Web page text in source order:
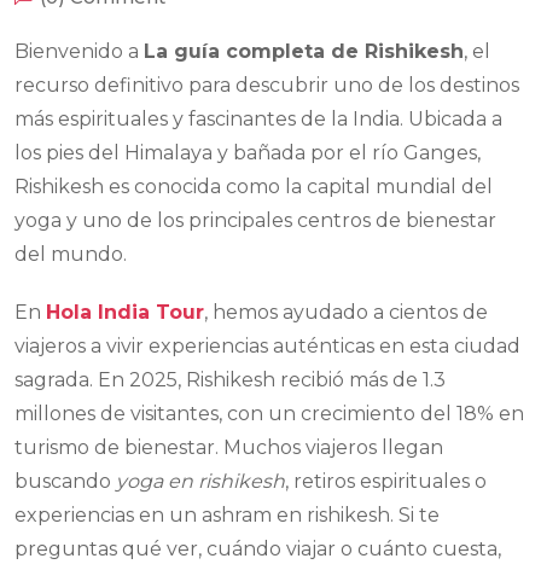
Bienvenido a La guía completa de Rishikesh, el
recurso definitivo para descubrir uno de los destinos
más espirituales y fascinantes de la India. Ubicada a
los pies del Himalaya y bañada por el río Ganges,
Rishikesh es conocida como la capital mundial del
yoga y uno de los principales centros de bienestar
del mundo.
En Hola India Tour, hemos ayudado a cientos de
viajeros a vivir experiencias auténticas en esta ciudad
sagrada. En 2025, Rishikesh recibió más de 1.3
millones de visitantes, con un crecimiento del 18% en
turismo de bienestar. Muchos viajeros llegan
buscando yoga en rishikesh, retiros espirituales o
experiencias en un ashram en rishikesh. Si te
preguntas qué ver, cuándo viajar o cuánto cuesta,